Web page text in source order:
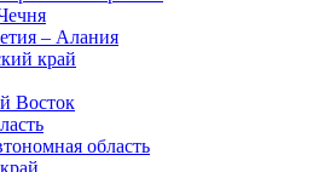
– Алания
край
Восток
область